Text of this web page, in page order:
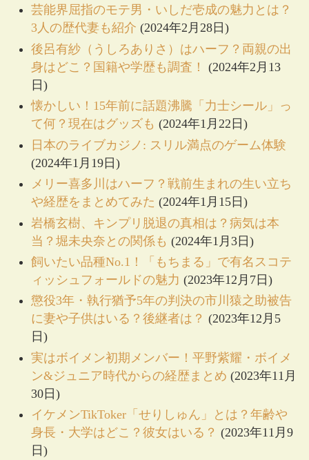
芸能界屈指のモテ男・いしだ壱成の魅力とは？
3人の歴代妻も紹介 (2024年2月28日)
後呂有紗（うしろありさ）はハーフ？両親の出
身はどこ？国籍や学歴も調査！
(2024年2月13
日)
懐かしい！15年前に話題沸騰「力士シール」っ
て何？現在はグッズも (2024年1月22日)
日本のライブカジノ: スリル満点のゲーム体験
(2024年1月19日)
メリー喜多川はハーフ？戦前生まれの生い立ち
や経歴をまとめてみた (2024年1月15日)
岩橋玄樹、キンプリ脱退の真相は？病気は本
当？堀未央奈との関係も (2024年1月3日)
飼いたい品種No.1！「もちまる」で有名スコテ
ィッシュフォールドの魅力 (2023年12月7日)
懲役3年・執行猶予5年の判決の市川猿之助被告
に妻や子供はいる？後継者は？ (2023年12月5
日)
実はボイメン初期メンバー！平野紫耀・ボイメ
ン&ジュニア時代からの経歴まとめ (2023年11月
30日)
イケメンTikToker「せりしゅん」とは？年齢や
身長・大学はどこ？彼女はいる？ (2023年11月9
日)